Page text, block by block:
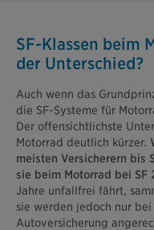
SF-Klassen beim
der Unterschied?
Auch wenn das
die SF-Systeme für
Der offensichtlichste
Motorrad deutlich kürzer.
meisten Versicherern bis
sie beim Motorrad bei SF
Jahre unfallfrei fährt,
sie werden jedoch nur
Autoversicherung